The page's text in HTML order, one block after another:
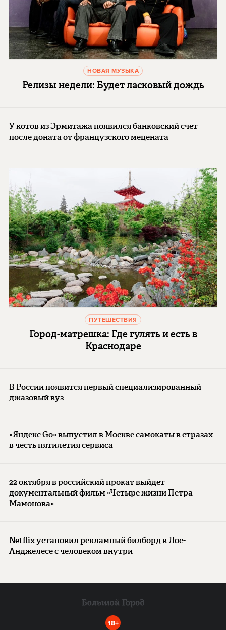
НОВАЯ МУЗЫКА
Релизы недели: Будет ласковый дождь
У котов из Эрмитажа появился банковский счет
после доната от французского мецената
ПУТЕШЕСТВИЯ
Город-матрешка: Где гулять и есть в
Краснодаре
В России появится первый специализированный
джазовый вуз
«Яндекс Go» выпустил в Москве самокаты в стразах
в честь пятилетия сервиса
22 октября в российский прокат выйдет
документальный фильм «Четыре жизни Петра
Мамонова»
Netflix установил рекламный билборд в Лос-
Анджелесе с человеком внутри
18+